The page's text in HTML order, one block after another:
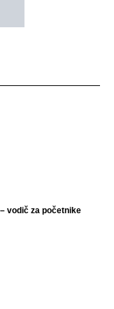
vodič za početnike